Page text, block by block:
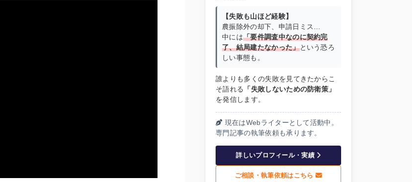
【失敗も山ほど経験】
農振除外の却下、申請日ミス…
中には「要件調査中なのに契約完
了、結局建たなかった」という恐ろ
しい事態も。
誰よりも多くの失敗を見てきたからこ
そ語れる
「失敗しないための防衛策」
を発信します。
現在はWebライターとして活動中。
専門記事の執筆依頼も承ります。
詳しいプロフィール・実績
ご相談・執筆依頼はこちら